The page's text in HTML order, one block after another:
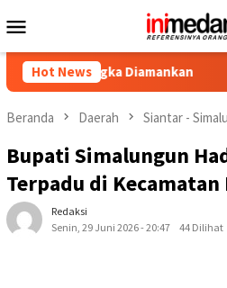
ke
Mobile
Hot News
Diamankan Satgas
Beranda Daerah Siantar -
Bupati Simalungun
Terpadu di
Redaksi
Senin, 29 Juni 2026 - 20:47
44 Dilihat